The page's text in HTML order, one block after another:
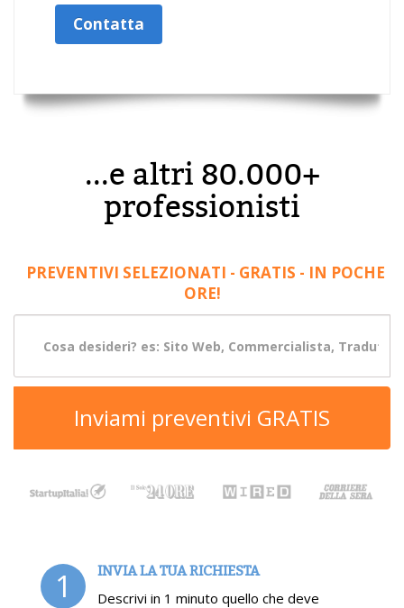
Contatta
...e altri 80.000+
professionisti
PREVENTIVI SELEZIONATI - GRATIS - IN POCHE
ORE!
Inviami preventivi GRATIS
1 INVIA LA TUA RICHIESTA
Descrivi in 1 minuto quello che deve